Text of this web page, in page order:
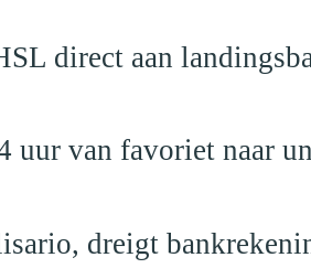
direct aan
uur van favoriet naar
dreigt